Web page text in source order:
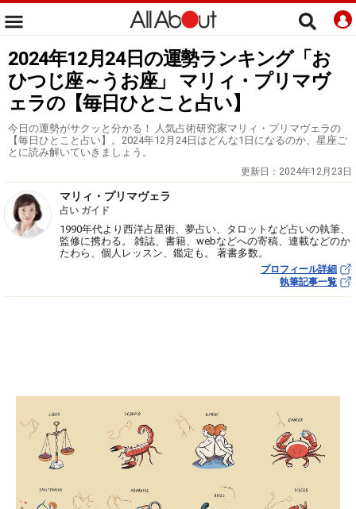
2024年12月24日の運勢ランキング「お
ひつじ座～うお座」 マリィ・プリマヴ
ェラの【毎日ひとこと占い】
今日の運勢がサクッと分かる！ 人気占術研究家マリィ・プリマヴェラの
【毎日ひとこと占い】。2024年12月24日はどんな1日になるのか、星座ご
とに読み解いていきましょう。
更新日： 2024年12月23日
マリィ・プリマヴェラ
占い ガイド
1990年代より西洋占星術、夢占い、タロットなど占いの執筆、
監修に携わる。 雑誌、書籍、webなどへの寄稿、連載などのか
たわら、個人レッスン、鑑定も。 著書多数。
プロフィール詳細
執筆記事一覧